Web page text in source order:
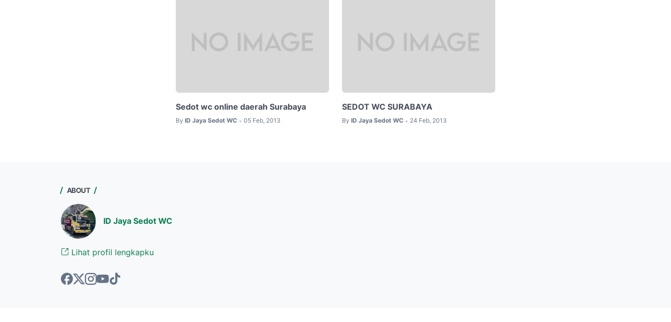
Sedot wc online daerah Surabaya
By ID Jaya Sedot WC • 05 Feb, 2013
SEDOT WC SURABAYA
By ID Jaya Sedot WC • 24 Feb, 2013
ABOUT
ID Jaya Sedot WC
Lihat profil lengkapku